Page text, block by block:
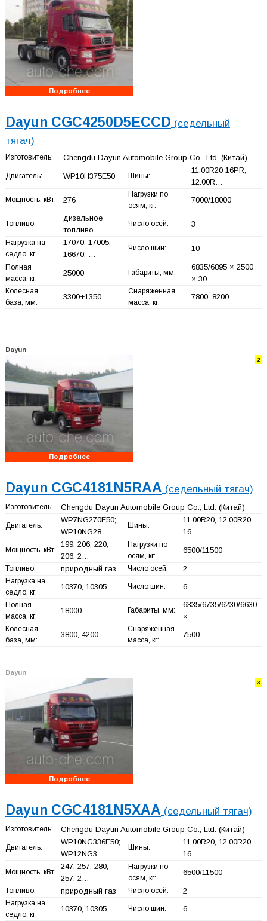
Подробнее
Dayun CGC4250D5ECCD (седельный
тягач)
Изготовитель: Chengdu Dayun Automobile Group Co., Ltd. (Китай)
Двигатель: WP10H375E50 Шины:
11.00R20 16PR,
12.00R…
Мощность, кВт: 276
Нагрузки по
осям, кг:
7000/18000
Топливо:
дизельное
топливо
Число осей: 3
Нагрузка на
седло, кг:
17070, 17005,
16670, …
Число шин: 10
Полная
масса, кг:
25000 Габариты, мм:
6835/6895 × 2500
× 30…
Колесная
база, мм:
3300+1350
Снаряженная
масса, кг:
7800, 8200
Dayun
2
Подробнее
Dayun CGC4181N5RAA (седельный тягач)
Изготовитель: Chengdu Dayun Automobile Group Co., Ltd. (Китай)
Двигатель:
WP7NG270E50;
WP10NG28…
Шины:
11.00R20, 12.00R20
16…
Мощность, кВт:
199; 206; 220;
206; 2…
Нагрузки по
осям, кг:
6500/11500
Топливо: природный газ Число осей: 2
Нагрузка на
седло, кг:
10370, 10305 Число шин: 6
Полная
масса, кг:
18000 Габариты, мм:
6335/6735/6230/6630
×…
Колесная
база, мм:
3800, 4200
Снаряженная
масса, кг:
7500
Dayun
3
Подробнее
Dayun CGC4181N5XAA (седельный тягач)
Изготовитель: Chengdu Dayun Automobile Group Co., Ltd. (Китай)
Двигатель:
WP10NG336E50;
WP12NG3…
Шины:
11.00R20, 12.00R20
16…
Мощность, кВт:
247; 257; 280;
257; 2…
Нагрузки по
осям, кг:
6500/11500
Топливо: природный газ Число осей: 2
Нагрузка на
седло, кг:
10370, 10305 Число шин: 6